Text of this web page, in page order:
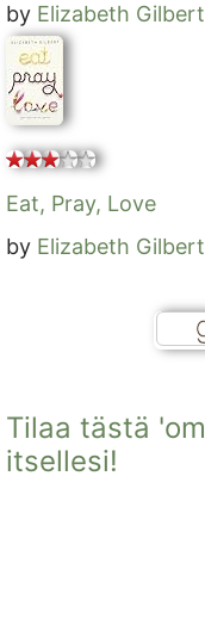
by Elizabeth Gilbert
Eat, Pray, Love
by Elizabeth Gilbert
Tilaa tästä
itsellesi!